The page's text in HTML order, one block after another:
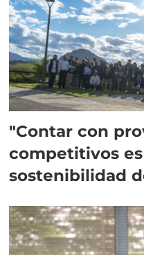
"Contar con
competitivos
sostenibilidad